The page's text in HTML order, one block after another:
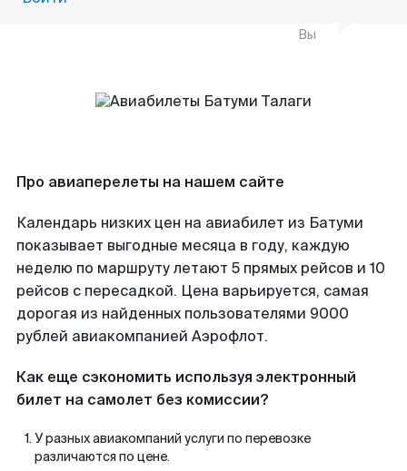
Вы
Про авиаперелеты на нашем сайте
Календарь низких цен на авиабилет из Батуми
показывает выгодные месяца в году, каждую
неделю по маршруту летают 5 прямых рейсов и 10
рейсов с пересадкой. Цена варьируется, самая
дорогая из найденных пользователями 9000
рублей авиакомпанией Аэрофлот.
Как еще сэкономить используя электронный
билет на самолет без комиссии?
У разных авиакомпаний услуги по перевозке
различаются по цене.